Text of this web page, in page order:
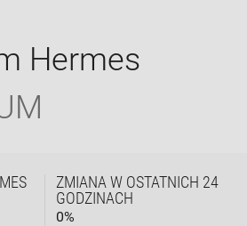
Hermes
ZMIANA W OSTATNICH 24
GODZINACH
0%